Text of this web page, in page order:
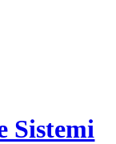
Sistemi